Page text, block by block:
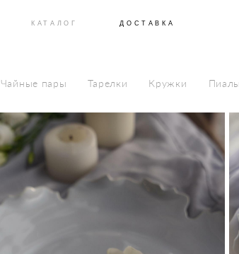
КАТАЛОГ ДОСТАВКА
Чайные пары Тарелки Кружки Пиалы